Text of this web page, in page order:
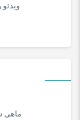
ماهی